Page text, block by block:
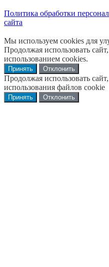
Политика обработки
сайта
Мы используем cookies для
Продолжая использовать
использованием cookies.
Принять Отклонить
Продолжая использовать
использования файлов cookie
Принять Отклонить